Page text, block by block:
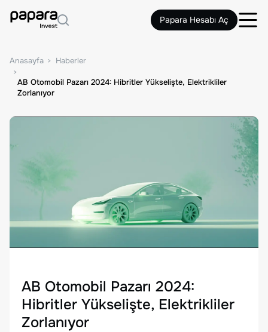
Papara Hesabı Aç
Anasayfa Haberler
AB Otomobil Pazarı 2024: Hibritler Yükselişte, Elektrikliler
Zorlanıyor
AB Otomobil Pazarı 2024:
Hibritler Yükselişte, Elektrikliler
Zorlanıyor